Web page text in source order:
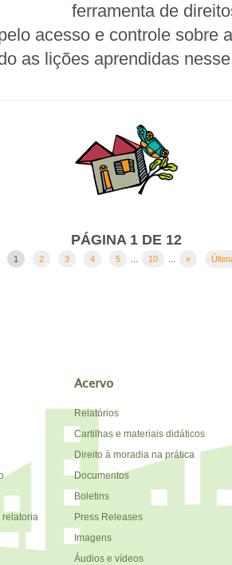
ferramenta de
acesso e controle sobre
as lições aprendidas
PÁGINA 1 DE 12
1 2 3 4 5 10 »
relatoria
Acervo
Relatórios
Cartilhas e materiais didáticos
Direito à moradia na prática
Documentos
Boletins
Press Releases
Imagens
Áudios e vídeos